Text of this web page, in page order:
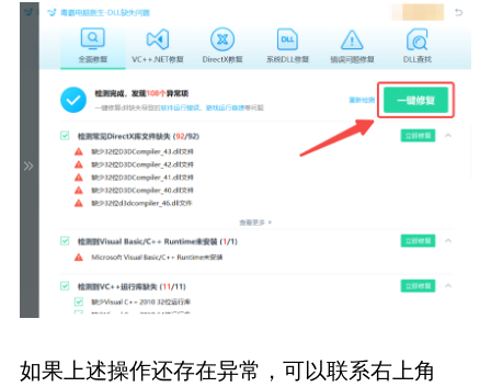
如果上述操作还存在异常，可以联系右上角